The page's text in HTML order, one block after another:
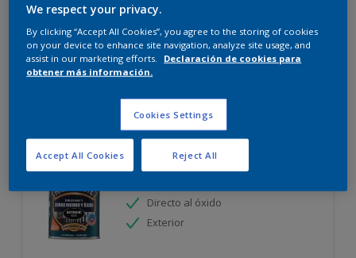
2Productos encontrados
Filter
Esmalte Directo sobre Hierro y óxido
Directo al óxido
Exterior
We respect your privacy.
By clicking “Accept All Cookies”, you agree to the storing of cookies
on your device to enhance site navigation, analyze site usage, and
assist in our marketing efforts.
Declaración de cookies para
obtener más información.
Cookies Settings
Reject All
Accept All Cookies